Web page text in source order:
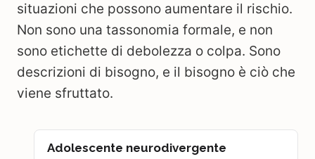
situazioni che possono aumentare il rischio.
Non sono una tassonomia formale, e non
sono etichette di debolezza o colpa. Sono
descrizioni di bisogno, e il bisogno è ciò che
viene sfruttato.
Adolescente neurodivergente